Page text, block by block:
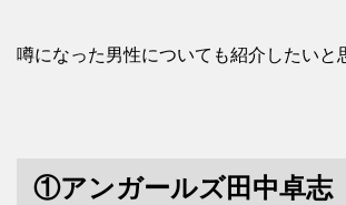
噂になった男性についても紹介したいと
①アンガールズ田中卓志